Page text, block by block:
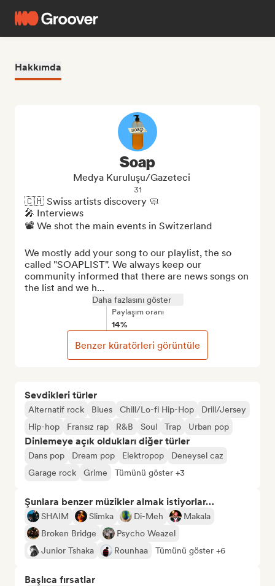
Hakkımda
Sevdikleri türler
Alternatif rock Blues Chill/Lo-fi Hip-Hop
Drill/Jersey
Hip-hop
Fransız rap R&B Soul Trap Urban pop
Dinlemeye açık oldukları diğer türler
Dans pop Dream pop Elektropop
Deneysel caz
Garage rock
Grime Tümünü göster +3
Şunlara benzer müzikler almak istiyorlar…
SHAIM Slimka Di-Meh
Makala
Broken Bridge
Psycho Weazel
Junior Tshaka
Rounhaa Tümünü göster +6
Başlıca fırsatlar
Soap
Medya Kuruluşu/Gazeteci
31
🇨🇭 Swiss artists discovery 🧼
🎤 Interviews
📽 We shot the main events in Switzerland
We mostly add your song to our playlist, the so
called "SOAPLIST". We always keep our
community informed that there are news songs on
the list and we h...
Daha fazlasını göster
Paylaşım oranı
14%
Benzer küratörleri görüntüle